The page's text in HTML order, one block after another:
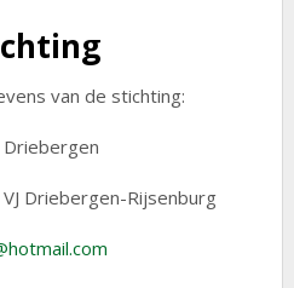
van de stichting:
Driebergen
Driebergen-Rijsenburg